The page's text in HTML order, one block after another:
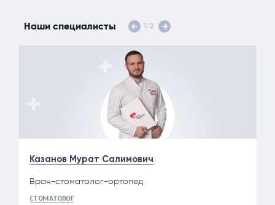
Наши специалисты 1 /2
Казанов Мурат Салимович
Врач-стоматолог-ортопед
СТОМАТОЛОГ